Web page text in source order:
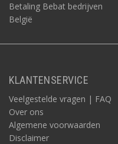
Betaling Bebat bedrijven
België
KLANTENSERVICE
Veelgestelde vragen | FAQ
Over ons
Algemene voorwaarden
Disclaimer